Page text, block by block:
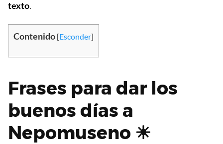
texto.
Contenido [Esconder]
Frases para dar los
buenos días a
Nepomuseno ☀